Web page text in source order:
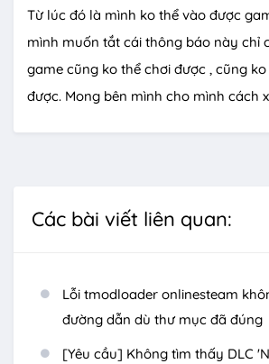
Từ lúc đó là mình ko thể vào được
mình muốn tắt cái thông báo này chỉ
game cũng ko thể chơi được , cũng
được. Mong bên mình cho mình cách
Các bài viết liên quan:
Lỗi tmodloader onlinesteam
đường dẫn dù thư mục đã đúng
[Yêu cầu] Không tìm thấy DLC